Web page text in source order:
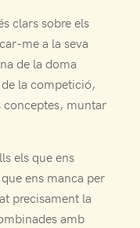
clars sobre els
me a la seva
de la doma
la competició,
conceptes, muntar
els que ens
ens manca per
precisament la
amb